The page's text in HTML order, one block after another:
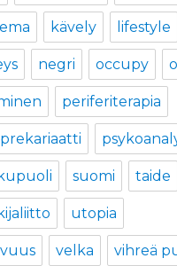
kävely lifestyle
negri occupy
periferiterapia
prekariaatti
suomi taide
utopia
velka vihreä